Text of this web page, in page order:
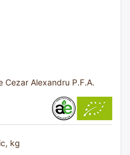
Cezar Alexandru P.F.A.